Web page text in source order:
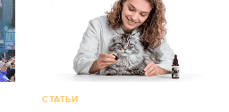
СТАТЬИ